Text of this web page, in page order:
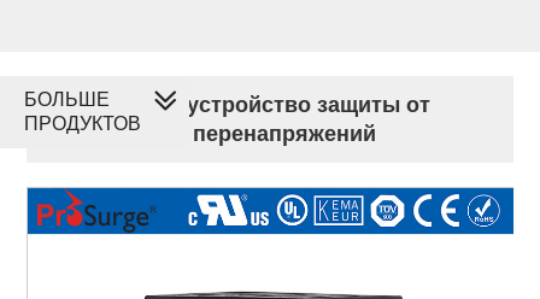
Трехфазное устройство защиты от
импульсных перенапряжений
БОЛЬШЕ
ПРОДУКТОВ